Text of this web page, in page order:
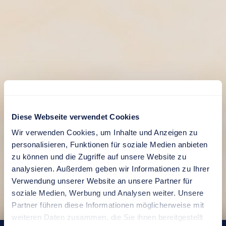
Diese Webseite verwendet Cookies
Wir verwenden Cookies, um Inhalte und Anzeigen zu
personalisieren, Funktionen für soziale Medien anbieten
zu können und die Zugriffe auf unsere Website zu
analysieren. Außerdem geben wir Informationen zu Ihrer
Verwendung unserer Website an unsere Partner für
soziale Medien, Werbung und Analysen weiter. Unsere
Partner führen diese Informationen möglicherweise mit
weiteren Daten zusammen, die Sie ihnen bereitgestellt
DE| EN